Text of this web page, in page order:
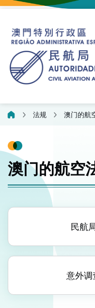
法规 澳门的航
澳门的航空
民航
意外调